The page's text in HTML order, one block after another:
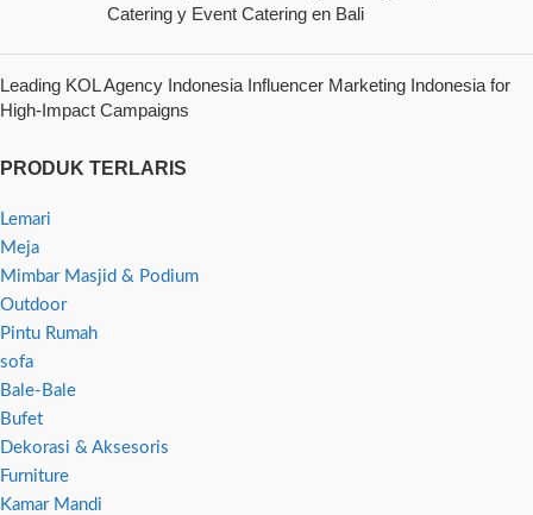
Catering y Event Catering en Bali
Leading KOL Agency Indonesia Influencer Marketing Indonesia for
High-Impact Campaigns
PRODUK TERLARIS
Lemari
Meja
Mimbar Masjid & Podium
Outdoor
Pintu Rumah
sofa
Bale-Bale
Bufet
Dekorasi & Aksesoris
Furniture
Kamar Mandi